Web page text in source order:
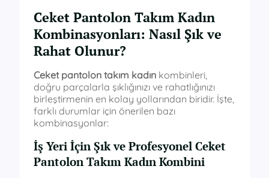
Ceket Pantolon Takım Kadın
Kombinasyonları: Nasıl Şık ve
Rahat Olunur?
Ceket pantolon takım kadın kombinleri,
doğru parçalarla şıklığınızı ve rahatlığınızı
birleştirmenin en kolay yollarından biridir. İşte,
farklı durumlar için önerilen bazı
kombinasyonlar:
İş Yeri İçin Şık ve Profesyonel Ceket
Pantolon Takım Kadın Kombini